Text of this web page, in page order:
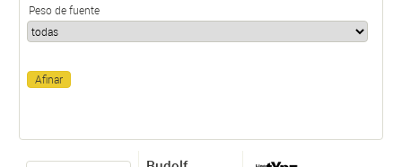
Peso de fuente